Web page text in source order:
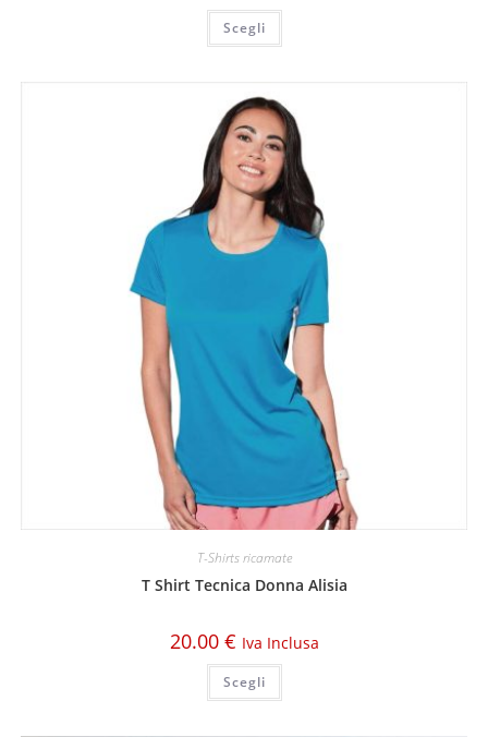
Scegli
T-Shirts ricamate
T Shirt Tecnica Donna Alisia
20.00 € Iva Inclusa
Scegli